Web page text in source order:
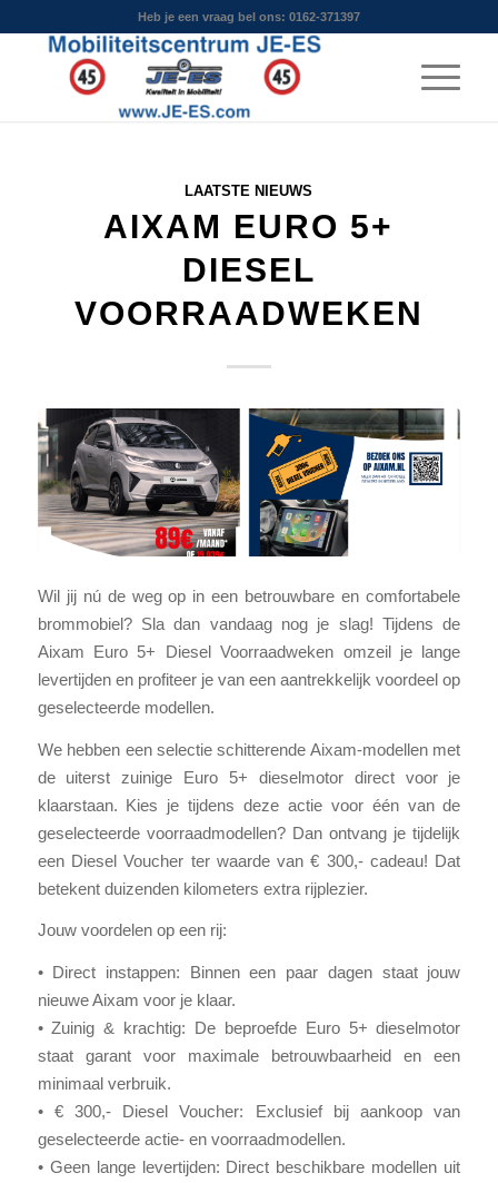
Heb je een vraag bel ons: 0162-371397
LAATSTE NIEUWS
AIXAM EURO 5+
DIESEL
VOORRAADWEKEN
Wil jij nú de weg op in een betrouwbare en comfortabele
brommobiel? Sla dan vandaag nog je slag! Tijdens de
Aixam Euro 5+ Diesel Voorraadweken omzeil je lange
levertijden en profiteer je van een aantrekkelijk voordeel op
geselecteerde modellen.
We hebben een selectie schitterende Aixam-modellen met
de uiterst zuinige Euro 5+ dieselmotor direct voor je
klaarstaan. Kies je tijdens deze actie voor één van de
geselecteerde voorraadmodellen? Dan ontvang je tijdelijk
een Diesel Voucher ter waarde van € 300,- cadeau! Dat
betekent duizenden kilometers extra rijplezier.
Jouw voordelen op een rij:
• Direct instappen: Binnen een paar dagen staat jouw
nieuwe Aixam voor je klaar.
• Zuinig & krachtig: De beproefde Euro 5+ dieselmotor
staat garant voor maximale betrouwbaarheid en een
minimaal verbruik.
• € 300,- Diesel Voucher: Exclusief bij aankoop van
geselecteerde actie- en voorraadmodellen.
• Geen lange levertijden: Direct beschikbare modellen uit